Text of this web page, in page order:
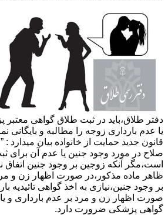
دفتر طلاق،باید در ثبت طلاق گواهی معتبر
قانون جدید حمایت از خانواده بیان میدارد
صلاح در مورد وجود جنین یا عدم آن برای
است،مگر آنکه زوجین بر وجود جنین اتفاق
ظاهر ماده مذکور،در صورت اظهار زن و
بر وجود جنین،نیازی به اخذ گواهی تائیدیه
صورت اظهار زن و مرد بر عدم بارداری و یا
گواهی پزشکی ضرورت دارد.